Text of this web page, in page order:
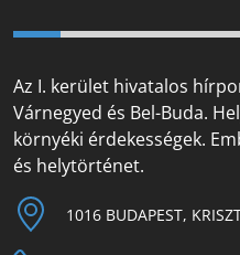
Az I. kerület hivatalos
Várnegyed és Bel-Buda.
környéki érdekességek.
és helytörténet.
1016 BUDAPEST,